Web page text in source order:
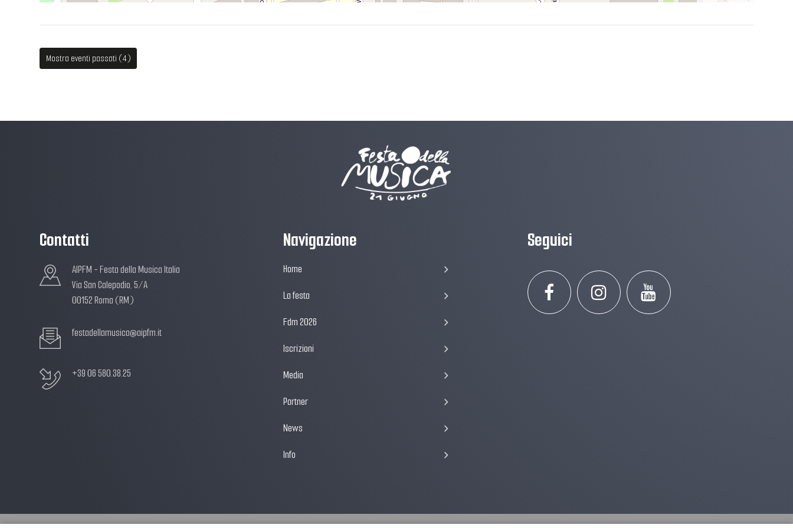
Mostra eventi passati (4)
Contatti
AIPFM - Festa della Musica Italia
Via San Calepodio, 5/A
00152 Roma (RM)
festadellamusica@aipfm.it
+39 06 580.38.25
Navigazione
Home
La festa
Fdm 2026
Iscrizioni
Media
Partner
News
Info
Seguici